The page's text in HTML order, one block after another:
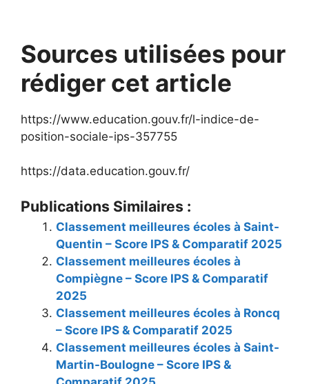
Sources utilisées pour
rédiger cet article
https://www.education.gouv.fr/l-indice-de-
position-sociale-ips-357755
https://data.education.gouv.fr/
Publications Similaires :
Classement meilleures écoles à Saint-
Quentin – Score IPS & Comparatif 2025
Classement meilleures écoles à
Compiègne – Score IPS & Comparatif
2025
Classement meilleures écoles à Roncq
– Score IPS & Comparatif 2025
Classement meilleures écoles à Saint-
Martin-Boulogne – Score IPS &